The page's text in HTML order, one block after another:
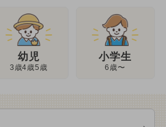
幼児
3歳4歳5歳
小学生
6歳〜